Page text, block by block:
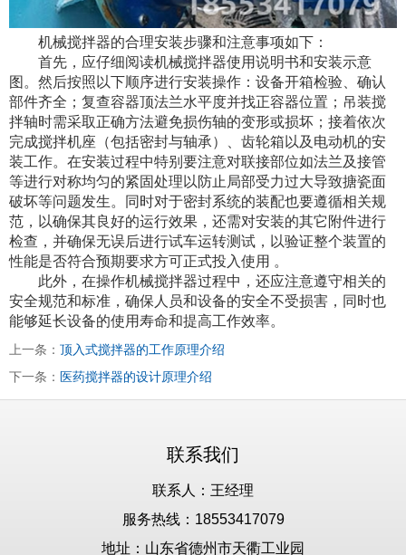
机械搅拌器的合理安装步骤和注意事项如下：
首先，应仔细阅读机械搅拌器使用说明书和安装示意
图。然后按照以下顺序进行安装操作：设备开箱检验、确认
部件齐全；复查容器顶法兰水平度并找正容器位置；吊装搅
拌轴时需采取正确方法避免损伤轴的变形或损坏；接着依次
完成搅拌机座（包括密封与轴承）、齿轮箱以及电动机的安
装工作。在安装过程中特别要注意对联接部位如法兰及接管
等进行对称均匀的紧固处理以防止局部受力过大导致搪瓷面
破坏等问题发生。同时对于密封系统的装配也要遵循相关规
范，以确保其良好的运行效果，还需对安装的其它附件进行
检查，并确保无误后进行试车运转测试，以验证整个装置的
性能是否符合预期要求方可正式投入使用 。
此外，在操作机械搅拌器过程中，还应注意遵守相关的
安全规范和标准，确保人员和设备的安全不受损害，同时也
能够延长设备的使用寿命和提高工作效率。
上一条： 顶入式搅拌器的工作原理介绍
下一条： 医药搅拌器的设计原理介绍
联系我们
联系人：王经理
服务热线：18553417079
地址：山东省德州市天衢工业园